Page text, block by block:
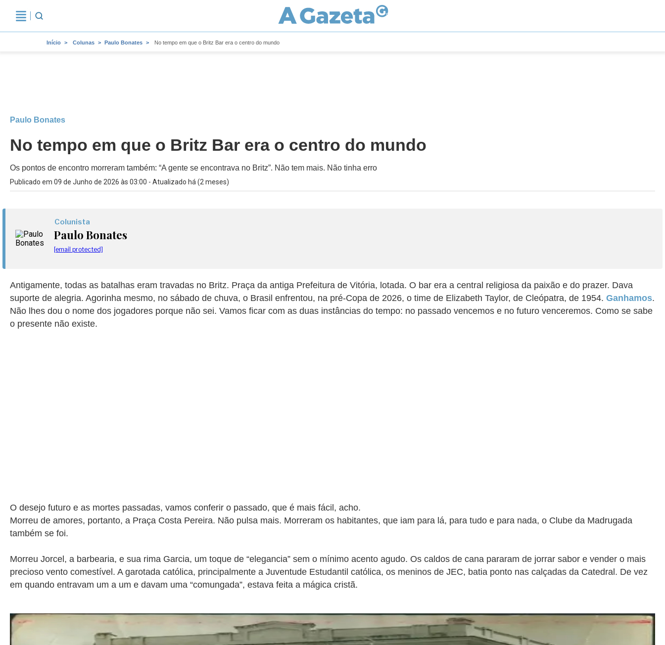
Início Colunas Paulo Bonates No tempo em que o Britz Bar era o centro do mundo
Paulo Bonates
No tempo em que o Britz Bar era o centro do mundo
Os pontos de encontro morreram também: “A gente se encontrava no Britz”. Não tem mais. Não tinha erro
Publicado em 09 de Junho de 2026 às 03:00 - Atualizado há (2 meses)
Colunista
Paulo Bonates
[email protected]
Antigamente, todas as batalhas eram travadas no Britz. Praça da antiga Prefeitura de Vitória, lotada. O bar era a central religiosa da paixão e do prazer. Dava
suporte de alegria. Agorinha mesmo, no sábado de chuva, o Brasil enfrentou, na pré-Copa de 2026, o time de Elizabeth Taylor, de Cleópatra, de 1954. Ganhamos.
Não lhes dou o nome dos jogadores porque não sei. Vamos ficar com as duas instâncias do tempo: no passado vencemos e no futuro venceremos. Como se sabe
o presente não existe.
O desejo futuro e as mortes passadas, vamos conferir o passado, que é mais fácil, acho.
Morreu de amores, portanto, a Praça Costa Pereira. Não pulsa mais. Morreram os habitantes, que iam para lá, para tudo e para nada, o Clube da Madrugada
também se foi.
Morreu Jorcel, a barbearia, e sua rima Garcia, um toque de “elegancia” sem o mínimo acento agudo. Os caldos de cana pararam de jorrar sabor e vender o mais
precioso vento comestível. A garotada católica, principalmente a Juventude Estudantil católica, os meninos de JEC, batia ponto nas calçadas da Catedral. De vez
em quando entravam um a um e davam uma “comungada”, estava feita a mágica cristã.